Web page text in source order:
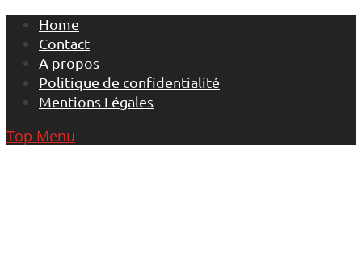
Skip
content
Home
Contact
A propos
Politique de confidentialité
Mentions Légales
Top Menu